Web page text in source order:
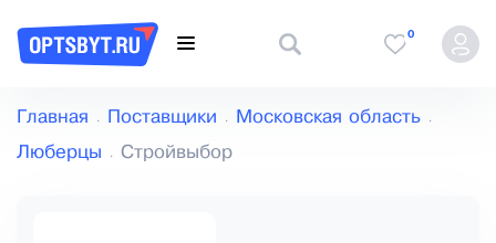
0
Главная Поставщики Московская область
Люберцы Стройвыбор